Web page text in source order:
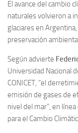
El avance del cambio
naturales volvieron a
glaciares en
preservación
Según advierte
Universidad Nacional
CONICET, “el
emisión de gases de
nivel del mar”, en
para el Cambio